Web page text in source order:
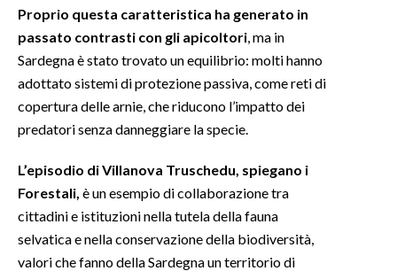
Proprio questa caratteristica ha generato in
passato contrasti con gli apicoltori , ma in
Sardegna è stato trovato un equilibrio: molti hanno
adottato sistemi di protezione passiva, come reti di
copertura delle arnie, che riducono l’impatto dei
predatori senza danneggiare la specie.
L’episodio di Villanova Truschedu, spiegano i
Forestali, è un esempio di collaborazione tra
cittadini e istituzioni nella tutela della fauna
selvatica e nella conservazione della biodiversità,
valori che fanno della Sardegna un territorio di